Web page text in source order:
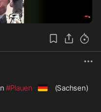
4:29
#Plauen 🇩🇪
(Sachsen)